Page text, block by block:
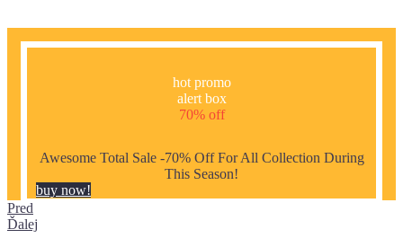
hot promo
alert box
70% off
Awesome Total Sale -70% Off For All Collection During
This Season!
buy now!
Pred
Ďalej